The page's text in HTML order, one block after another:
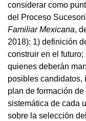
considerar como
del Proceso
Familiar Mexicana,
2018): 1) definición
construir en el
quienes deberán
posibles candidatos,
plan de formación
sistemática de cada
sobre la selección